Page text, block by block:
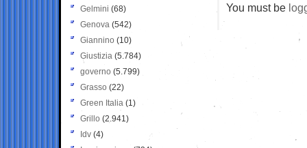
You must be
Gelmini (68)
Genova (542)
Giannino (10)
Giustizia (5.784)
governo (5.799)
Grasso (22)
Green Italia (1)
Grillo (2.941)
Idv (4)